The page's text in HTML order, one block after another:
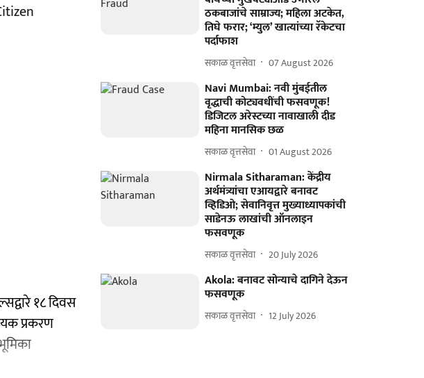
१८ दिवस
प्रकरण
ठकबाजांचे साम्राज्य; महिला अटकेत,
तिघे फरार; ‘म्युल’ खात्यांच्या रॅकेटचा
पर्दाफाश
सकाळ वृत्तसेवा 07 August 2026
Navi Mumbai: नवी मुंबईतील
वृद्धाची कोट्यवधींची फसवणूक!
डिजिटल अरेस्टच्या नावाखाली दीड
महिना मानसिक छळ
सकाळ वृत्तसेवा 01 August 2026
Nirmala Sitharaman: केंद्रीय
अर्थमंत्र्यांचा एआयद्वारे बनावट
व्हिडिओ; सेवानिवृत्त मुख्याध्यापकांची
साडेनऊ लाखांची ऑनलाइन
फसवणूक
सकाळ वृत्तसेवा 20 July 2026
Akola: बनावट सोन्याचे दागिने देऊन
फसवणूक
सकाळ वृत्तसेवा 12 July 2026